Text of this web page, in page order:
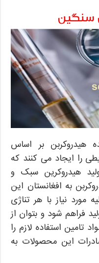
سنگین
هیدروکربن بر اساس
را ایجاد می کنند که
هیدروکرین سبک و
به افغانستان این
مورد نیاز با هر تناژی
فراهم شود و بتوان از
تامین استفاده لازم را
این محصولات به